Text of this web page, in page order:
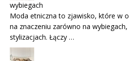
wybiegach
Moda etniczna to zjawisko, które w
na znaczeniu zarówno na
stylizacjach. Łączy …